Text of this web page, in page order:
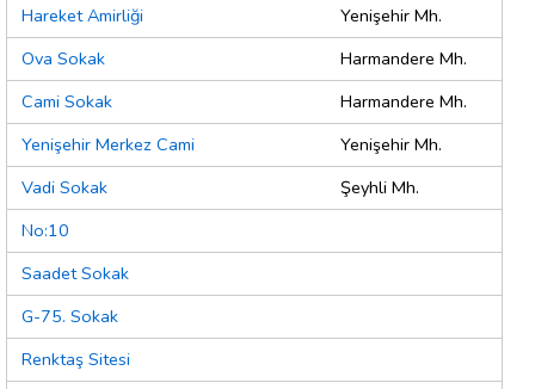
Hareket Amirliği
Yenişehir Mh.
Ova Sokak
Harmandere Mh.
Cami Sokak
Harmandere Mh.
Yenişehir Merkez Cami
Yenişehir Mh.
Vadi Sokak
Şeyhli Mh.
No:10
Saadet Sokak
G-75. Sokak
Renktaş Sitesi